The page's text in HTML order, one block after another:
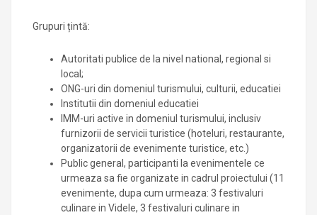
Grupuri țintă:
Autoritati publice de la nivel national, regional si
local;
ONG-uri din domeniul turismului, culturii, educatiei
Institutii din domeniul educatiei
IMM-uri active in domeniul turismului, inclusiv
furnizorii de servicii turistice (hoteluri, restaurante,
organizatorii de evenimente turistice, etc.)
Public general, participanti la evenimentele ce
urmeaza sa fie organizate in cadrul proiectului (11
evenimente, dupa cum urmeaza: 3 festivaluri
culinare in Videle, 3 festivaluri culinare in